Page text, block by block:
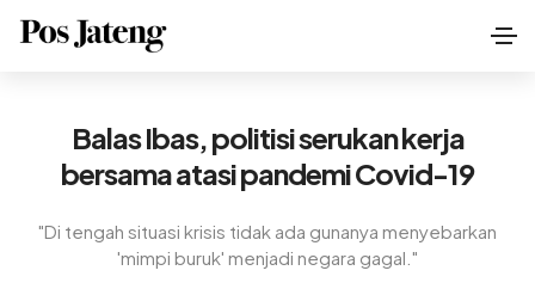
Balas Ibas, politisi serukan kerja
bersama atasi pandemi Covid-19
"Di tengah situasi krisis tidak ada gunanya menyebarkan
'mimpi buruk' menjadi negara gagal."